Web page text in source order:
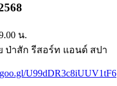
น.
ป่าสัก รีสอร์ท แอนด์ สปา
U99dDR3c8iUUV1tF6